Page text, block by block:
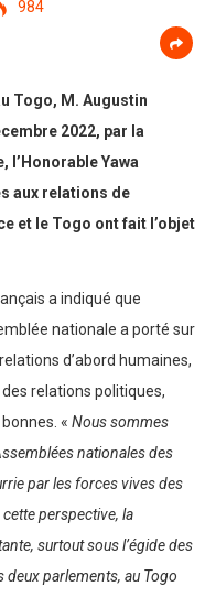
984
Togo, M. Augustin
2022, par la
l’Honorable Yawa
aux relations de
et le Togo ont fait l’objet
a indiqué que
nationale a porté sur
d’abord humaines,
relations politiques,
« Nous sommes
nationales des
par les forces vives des
perspective, la
surtout sous l’égide des
parlements, au Togo